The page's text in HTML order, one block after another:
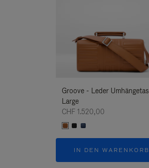
Groove - Leder
Large
CHF 1.520,00
IN DEN WARENKORB